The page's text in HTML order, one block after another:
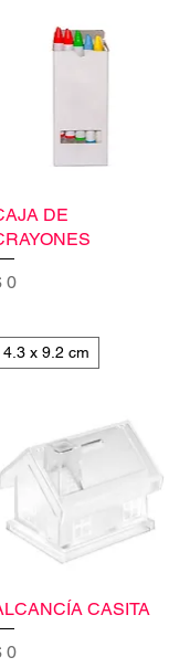
DE
0
4.3 x 9.2 cm
CASITA
0